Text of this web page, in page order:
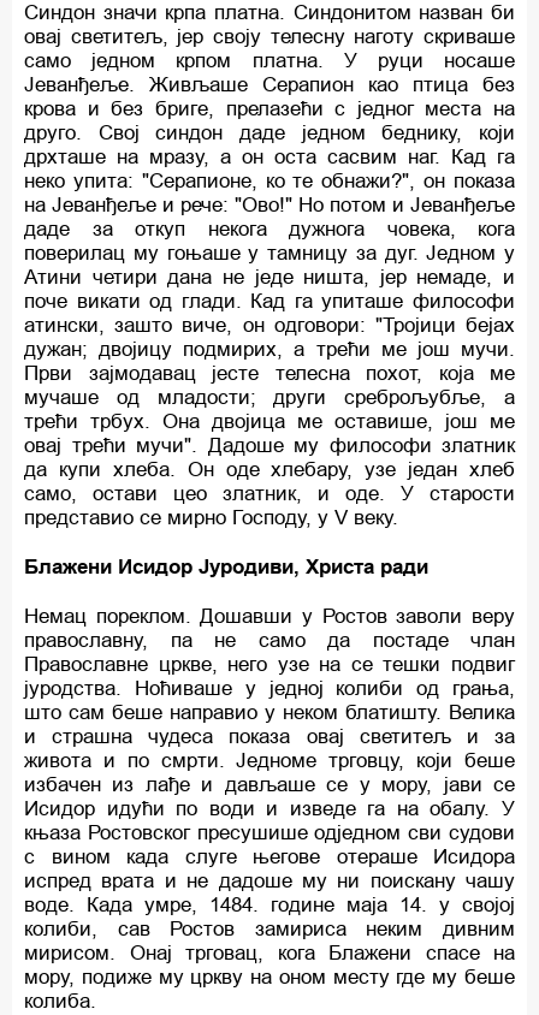
Синдон значи крпа платна. Синдонитом назван би
овај светитељ, јер своју телесну наготу скриваше
само једном крпом платна. У руци носаше
Јеванђеље. Живљаше Серапион као птица без
крова и без бриге, прелазећи с једног места на
друго. Свој синдон даде једном беднику, који
дрхташе на мразу, а он оста сасвим наг. Кад га
неко упита: "Серапионе, ко те обнажи?", он показа
на Јеванђеље и рече: "Ово!" Но потом и Јеванђеље
даде за откуп некога дужнога човека, кога
поверилац му гоњаше у тамницу за дуг. Једном у
Атини четири дана не једе ништа, јер немаде, и
поче викати од глади. Кад га упиташе философи
атински, зашто виче, он одговори: "Тројици бејах
дужан; двојицу подмирих, а трећи ме још мучи.
Први зајмодавац јесте телесна похот, која ме
мучаше од младости; други среброљубље, а
трећи трбух. Она двојица ме оставише, још ме
овај трећи мучи". Дадоше му философи златник
да купи хлеба. Он оде хлебару, узе један хлеб
само, остави цео златник, и оде. У старости
представио се мирно Господу, у V веку.
Блажени Исидор Јуродиви, Христа ради
Немац пореклом. Дошавши у Ростов заволи веру
православну, па не само да постаде члан
Православне цркве, него узе на се тешки подвиг
јуродства. Ноћиваше у једној колиби од грања,
што сам беше направио у неком блатишту. Велика
и страшна чудеса показа овај светитељ и за
живота и по смрти. Једноме трговцу, који беше
избачен из лађе и дављаше се у мору, јави се
Исидор идући по води и изведе га на обалу. У
књаза Ростовског пресушише одједном сви судови
с вином када слуге његове отераше Исидора
испред врата и не дадоше му ни поискану чашу
воде. Када умре, 1484. године маја 14. у својој
колиби, сав Ростов замириса неким дивним
мирисом. Онај трговац, кога Блажени спасе на
мору, подиже му цркву на оном месту где му беше
колиба.